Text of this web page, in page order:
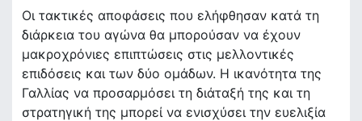
Οι τακτικές αποφάσεις που ελήφθησαν κατά τη
διάρκεια του αγώνα θα μπορούσαν να έχουν
μακροχρόνιες επιπτώσεις στις μελλοντικές
επιδόσεις και των δύο ομάδων. Η ικανότητα της
Γαλλίας να προσαρμόσει τη διάταξή της και τη
στρατηγική της μπορεί να ενισχύσει την ευελιξία